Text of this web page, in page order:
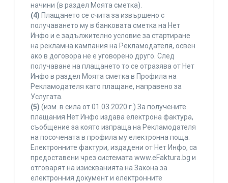
начини (в раздел Моята сметка).
(4) Плащането се счита за извършено с
получаването му в банковата сметка на Нет
Инфо и е задължително условие за стартиране
на рекламна кампания на Рекламодателя, освен
ако в договора не е уговорено друго. След
получаване на плащането то се отразява от Нет
Инфо в раздел Моята сметка в Профила на
Рекламодателя като плащане, направено за
Услугата.
(5) (изм. в сила от 01.03.2020 г.) За получените
плащания Нет Инфо издава електрона фактура,
съобщение за която изпраща на Рекламодателя
на посочената в профила му електронна поща.
Електронните фактури, издадени от Нет Инфо, са
предоставени чрез системата www.eFaktura.bg и
отговарят на изискванията на Закона за
електронния документ и електронните